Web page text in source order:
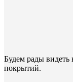
Будем рады
покрытий.